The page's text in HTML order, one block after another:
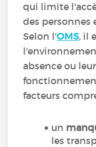
qui limite
des personnes
Selon l'OMS, il
absence ou
facteurs
un
les